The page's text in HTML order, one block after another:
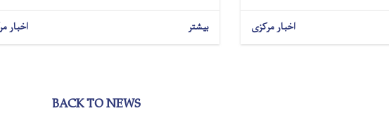
اخبار مرکزی بیشتر اخبار
BACK TO NEWS